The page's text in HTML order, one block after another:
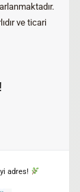
ve ticari
adres!